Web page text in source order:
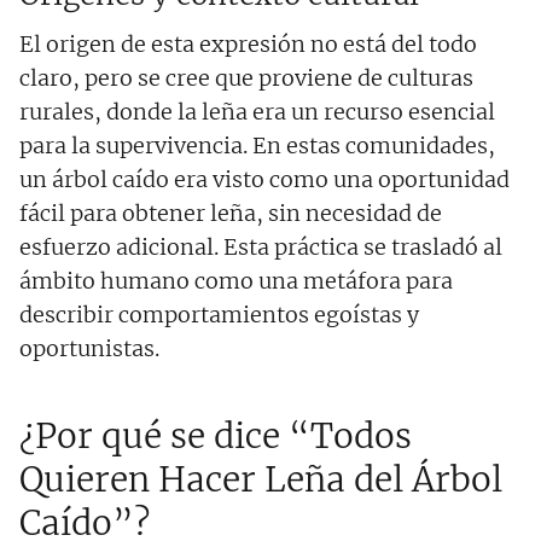
El origen de esta expresión no está del todo
claro, pero se cree que proviene de culturas
rurales, donde la leña era un recurso esencial
para la supervivencia. En estas comunidades,
un árbol caído era visto como una oportunidad
fácil para obtener leña, sin necesidad de
esfuerzo adicional. Esta práctica se trasladó al
ámbito humano como una metáfora para
describir comportamientos egoístas y
oportunistas.
¿Por qué se dice “Todos
Quieren Hacer Leña del Árbol
Caído”?